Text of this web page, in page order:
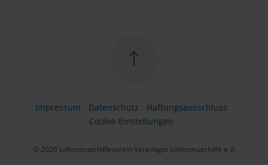
Impressum Datenschutz
Haftungsausschluss
Cookie-Einstellungen
© 2026 Lohnsteuerhilfeverein Vereinigte Lohnsteuerhilfe e.V.